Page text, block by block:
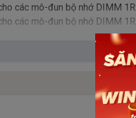
các mô-đun bộ nhớ DIMM
các mô-đun bộ nhớ DIMM
mô-đun bộ nhớ Extreme
tích hợp-Hỗ trợ đồ họa HD
hỗ trợ độ phân giải tối đa
bản DisplayPort 1.2 và HDCP
thuật đồ họa có thể khác nhau